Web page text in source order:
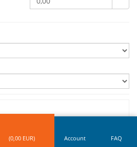
2 - 3 Tage
(0,00 EUR) Account FAQ